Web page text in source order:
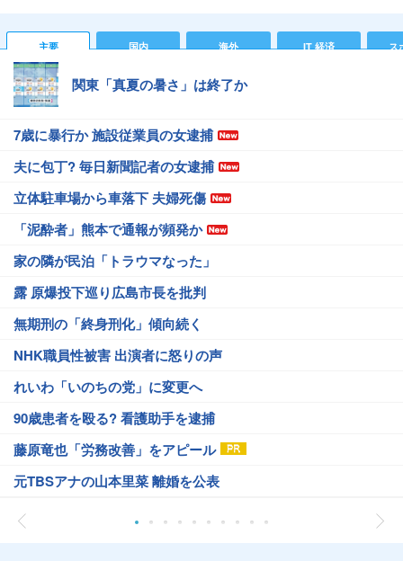
主要 国内 海外 IT 経済 ス
関東「真夏の暑さ」は終了か
7歳に暴行か 施設従業員の女逮捕
夫に包丁? 毎日新聞記者の女逮捕
立体駐車場から車落下 夫婦死傷
「泥酔者」熊本で通報が頻発か
家の隣が民泊「トラウマなった」
露 原爆投下巡り広島市長を批判
無期刑の「終身刑化」傾向続く
NHK職員性被害 出演者に怒りの声
れいわ「いのちの党」に変更へ
90歳患者を殴る? 看護助手を逮捕
藤原竜也「労務改善」をアピール
元TBSアナの山本里菜 離婚を公表